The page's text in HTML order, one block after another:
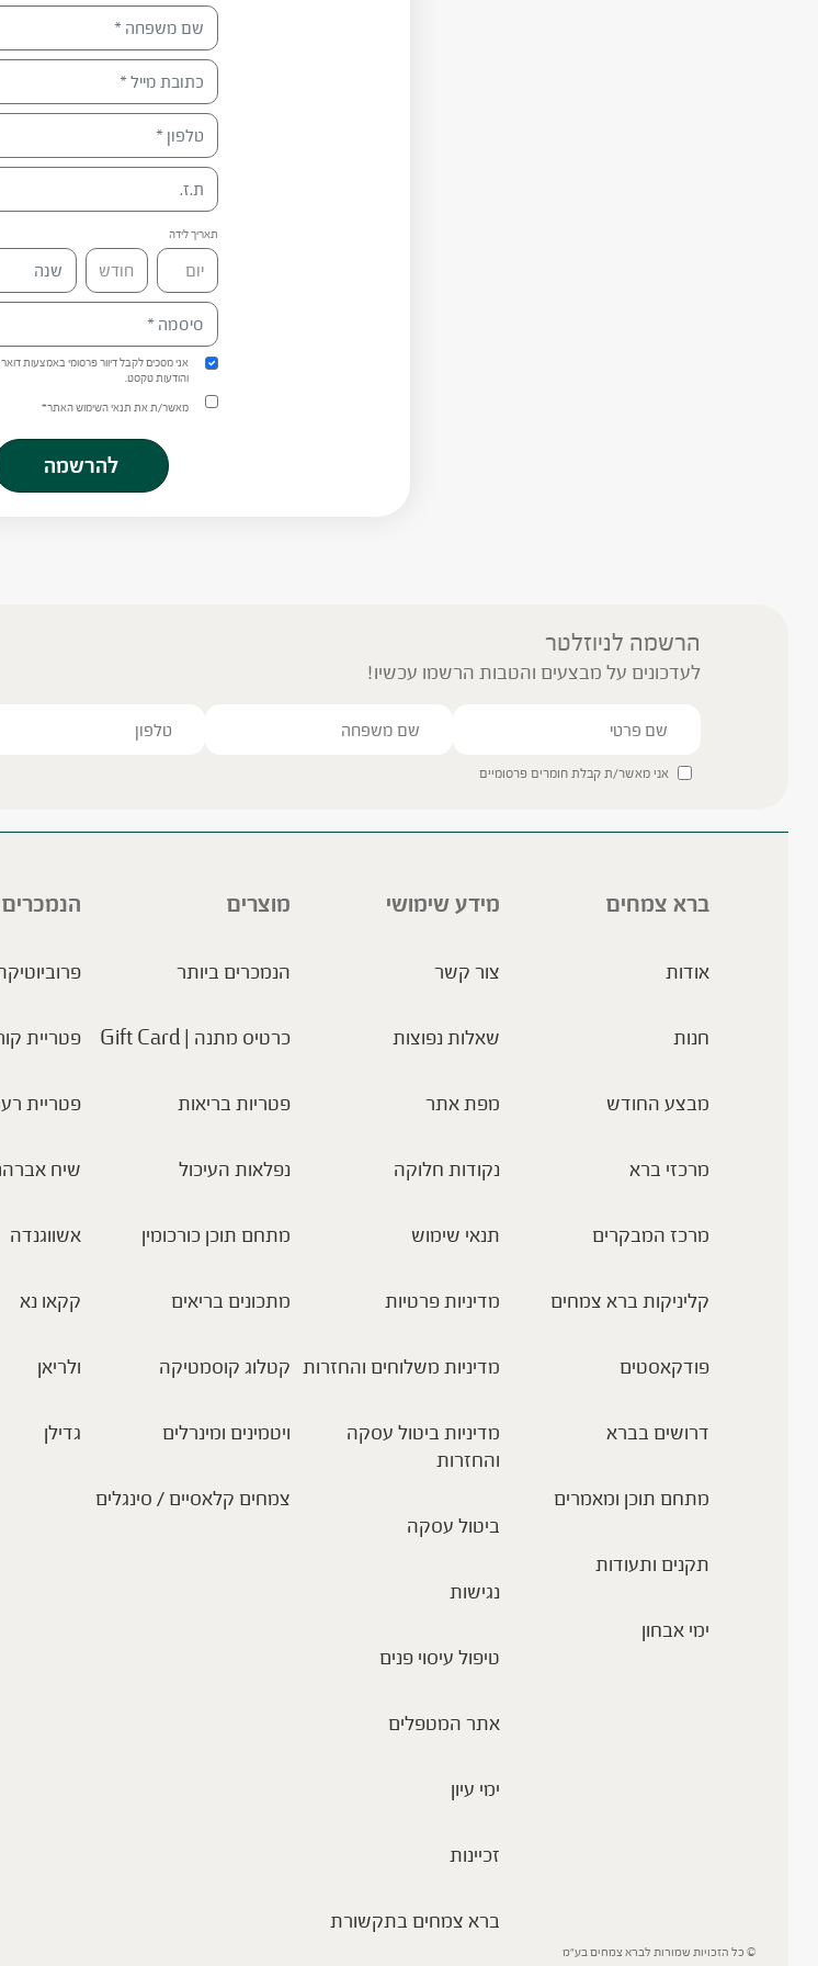
תאריך לידה
אני מסכים לקבל דיוור פרסומי באמצעות
והודעות טקסט.
מאשר/ת את תנאי השימוש האתר*
הרשמה לניוזלטר
לעדכונים על מבצעים והטבות הרשמו עכשיו!
אני מאשר/ת קבלת חומרים פרסומיים
ברא צמחים
אודות
חנות
מבצע החודש
מרכזי ברא
מרכז המבקרים
קליניקות ברא צמחים
פודקאסטים
דרושים בברא
מתחם תוכן ומאמרים
תקנים ותעודות
ימי אבחון
מידע שימושי
צור קשר
שאלות נפוצות
מפת אתר
נקודות חלוקה
תנאי שימוש
מדיניות פרטיות
מדיניות משלוחים והחזרות
מדיניות ביטול עסקה
והחזרות
ביטול עסקה
נגישות
טיפול עיסוי פנים
אתר המטפלים
ימי עיון
זכיינות
ברא צמחים בתקשורת
מוצרים
הנמכרים ביותר
כרטיס מתנה | Gift Card
פטריות בריאות
נפלאות העיכול
מתחם תוכן כורכומין
מתכונים בריאים
קטלוג קוסמטיקה
ויטמינים ומינרלים
צמחים קלאסיים / סינגלים
הנמכרים
פטריית
פטריית
שיח
אשווגנדה
קקאו נא
ולריאן
גדילן
© כל הזכויות שמורות לברא צמחים בע”מ